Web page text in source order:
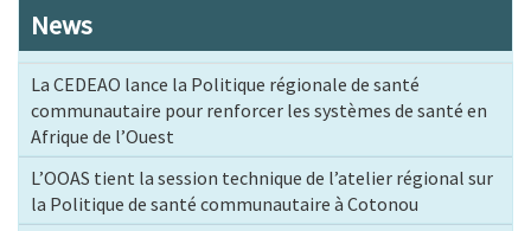
News
La CEDEAO lance la Politique régionale de santé
communautaire pour renforcer les systèmes de santé en
Afrique de l’Ouest
L’OOAS tient la session technique de l’atelier régional sur
la Politique de santé communautaire à Cotonou